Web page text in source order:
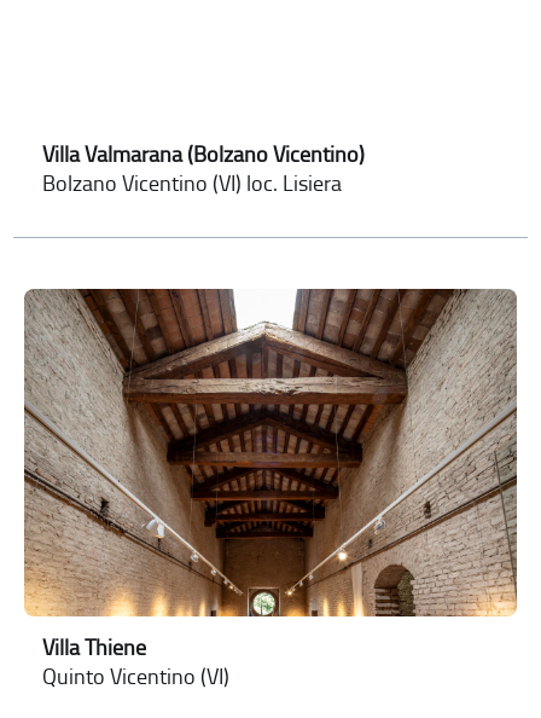
Villa Valmarana (Bolzano Vicentino)
Bolzano Vicentino (VI) loc. Lisiera
Villa Thiene
Quinto Vicentino (VI)